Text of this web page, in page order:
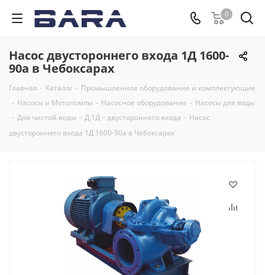
0
Насос двустороннего входа 1Д 1600-
90а в Чебоксарах
Главная - Каталог - Промышленное оборудование и комплектующие
- Насосы и Мотопомпы - Насосное оборудование - Насосы для воды
- Для чистой воды - Д,1Д – двустороннего входа - Насос
двустороннего входа 1Д 1600-90а в Чебоксарах